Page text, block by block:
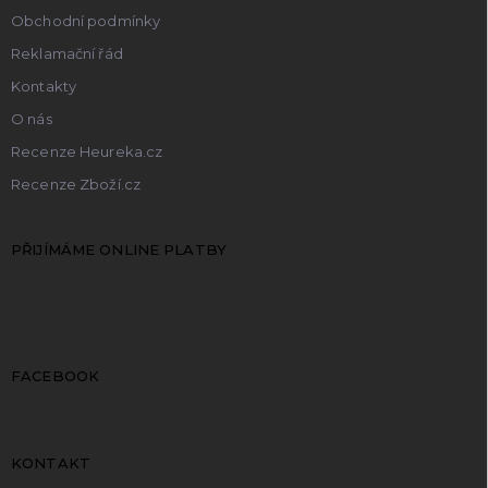
Obchodní podmínky
Reklamační řád
Kontakty
O nás
Recenze Heureka.cz
Recenze Zboží.cz
PŘIJÍMÁME ONLINE PLATBY
FACEBOOK
KONTAKT